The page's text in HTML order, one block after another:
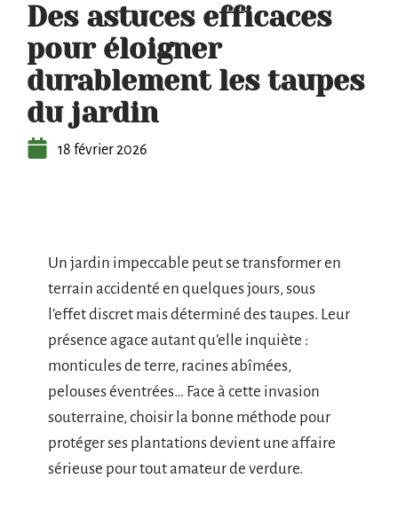
Des astuces efficaces
pour éloigner
durablement les taupes
du jardin
18 février 2026
Un jardin impeccable peut se transformer en
terrain accidenté en quelques jours, sous
l’effet discret mais déterminé des taupes. Leur
présence agace autant qu’elle inquiète :
monticules de terre, racines abîmées,
pelouses éventrées… Face à cette invasion
souterraine, choisir la bonne méthode pour
protéger ses plantations devient une affaire
sérieuse pour tout amateur de verdure.